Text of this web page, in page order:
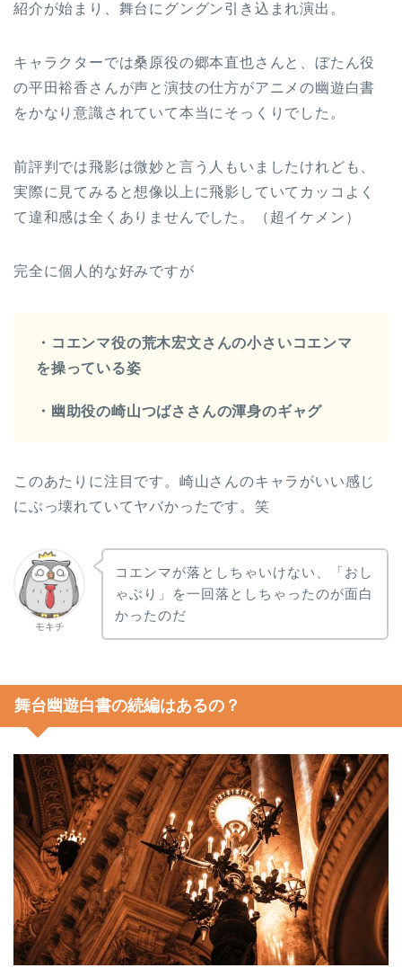
紹介が始まり、舞台にグングン引き込まれ演出。
キャラクターでは桑原役の郷本直也さんと、ぼたん役
の平田裕香さんが声と演技の仕方がアニメの幽遊白書
をかなり意識されていて本当にそっくりでした。
前評判では飛影は微妙と言う人もいましたけれども、
実際に見てみると想像以上に飛影していてカッコよく
て違和感は全くありませんでした。（超イケメン）
完全に個人的な好みですが
・コエンマ役の荒木宏文さんの小さいコエンマ
を操っている姿
・幽助役の崎山つばささんの渾身のギャグ
このあたりに注目です。崎山さんのキャラがいい感じ
にぶっ壊れていてヤバかったです。笑
モキチ
コエンマが落としちゃいけない、「おし
ゃぶり」を一回落としちゃったのが面白
かったのだ
舞台幽遊白書の続編はあるの？